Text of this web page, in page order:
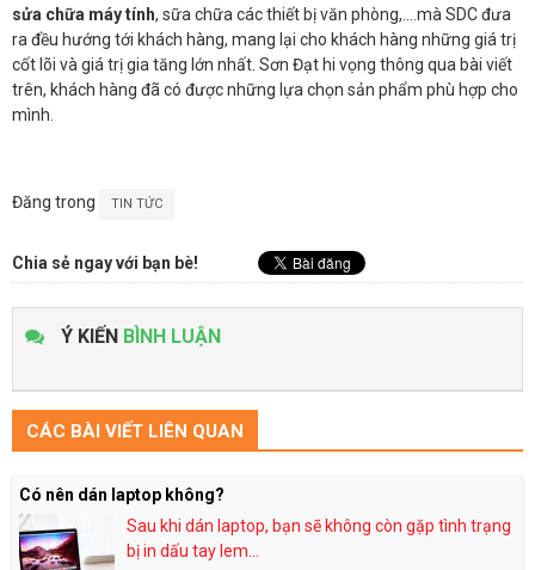
sửa chữa máy tính, sữa chữa các thiết bị văn phòng,….mà SDC đưa
ra đều hướng tới khách hàng, mang lại cho khách hàng những giá trị
cốt lõi và giá trị gia tăng lớn nhất. Sơn Đạt hi vọng thông qua bài viết
trên, khách hàng đã có được những lựa chọn sản phẩm phù hợp cho
mình.
Đăng trong TIN TỨC
Chia sẻ ngay với bạn bè!
Ý KIẾN BÌNH LUẬN
CÁC BÀI VIẾT LIÊN QUAN
Có nên dán laptop không?
Sau khi dán laptop, bạn sẽ không còn gặp tình trạng
bị in dấu tay lem...